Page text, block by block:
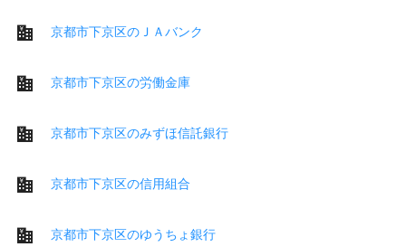
京都市下京区のＪＡバンク
京都市下京区の労働金庫
京都市下京区のみずほ信託銀行
京都市下京区の信用組合
京都市下京区のゆうちょ銀行